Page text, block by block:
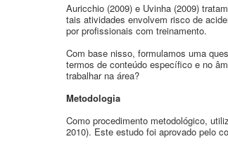
Auricchio (2009) e Uvinha (2009)
tais atividades envolvem risco de
por profissionais com treinamento.
Com base nisso, formulamos uma
termos de conteúdo específico e no
trabalhar na área?
Metodologia
Como procedimento metodológico,
2010). Este estudo foi aprovado pelo